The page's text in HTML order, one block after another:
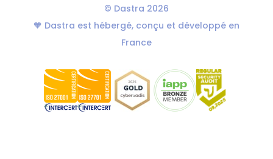
© Dastra 2026
🧡 Dastra est hébergé, conçu et développé en
France